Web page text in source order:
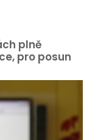
plně
pro posun